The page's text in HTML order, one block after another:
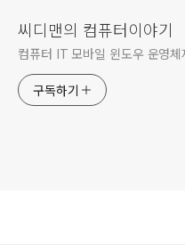
씨디맨의 컴퓨터이야기
컴퓨터 IT 모바일 윈도우 운영
구독하기